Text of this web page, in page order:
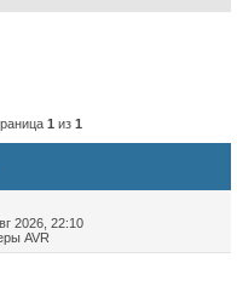
1 из 1
2026, 22:10
AVR